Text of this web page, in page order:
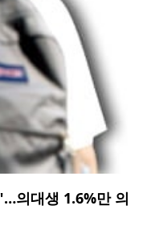
의대생 1.6%만 의